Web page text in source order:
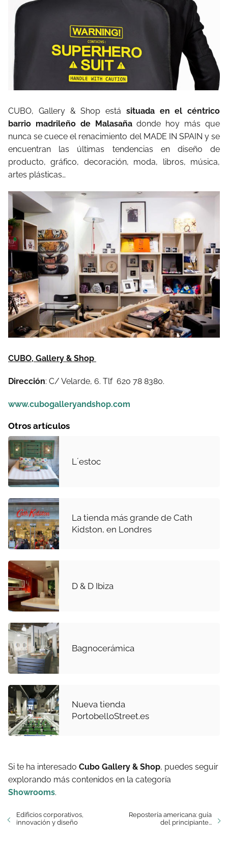
CUBO, Gallery & Shop está situada en el céntrico
barrio madrileño de Malasañadonde hoy más que
nunca se cuece el renacimiento del MADE IN SPAIN y se
encuentran las últimas tendencias en diseño de
producto, gráfico, decoración, moda, libros, música,
artes plásticas…
CUBO, Gallery & Shop
Dirección: C/ Velarde, 6. Tlf 620 78 8380.
www.cubogalleryandshop.com
Otros artículos
L´estoc
La tienda más grande de Cath
Kidston, en Londres
D & D Ibiza
Bagnocerámica
Nueva tienda
PortobelloStreet.es
Si te ha interesado Cubo Gallery & Shop, puedes seguir
explorando más contenidos en la categoría
Showrooms.
Edificios corporativos,
innovación y diseño
Repostería americana: guía
del principiante...